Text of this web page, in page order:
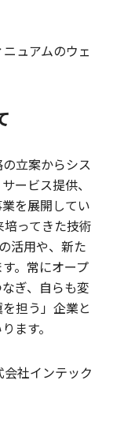
ュアムのウェ
立案からシス
ービス提供、
を展開してい
ってきた技術
活用や、新た
。常にオープ
ぎ、自らも変
担う」企業と
ます。
社インテック